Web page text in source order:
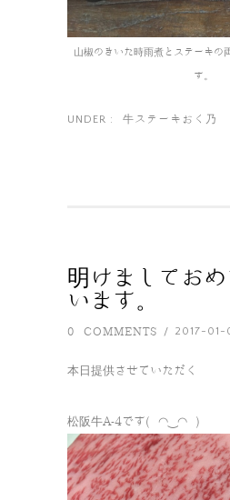
山椒のきいた時雨煮とステーキの
す。
UNDER : 牛ステーキおく乃
明けましてお
います。
0 COMMENTS / 2017-01-
本日提供させていただく
松阪牛A-4です( ◠‿◠ )